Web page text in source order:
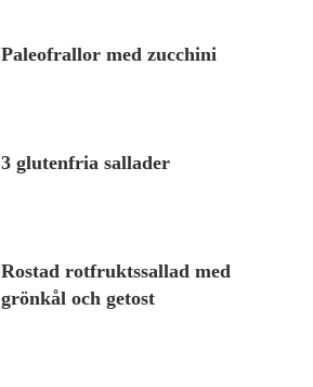
Paleofrallor med zucchini
3 glutenfria sallader
Rostad rotfruktssallad med
grönkål och getost